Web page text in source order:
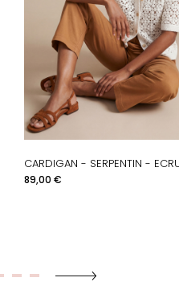
CARDIGAN - SERPENTIN -
Prix
89,00 €